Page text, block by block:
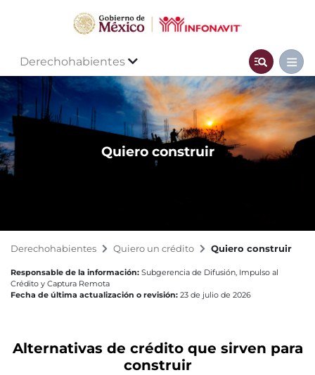
Derechohabientes
Quiero construir
Derechohabientes Quiero un crédito Quiero construir
Responsable de la información: Subgerencia de Difusión, Impulso al
Crédito y Captura Remota
Fecha de última actualización o revisión: 23 de julio de 2026
Alternativas de crédito que sirven para
construir